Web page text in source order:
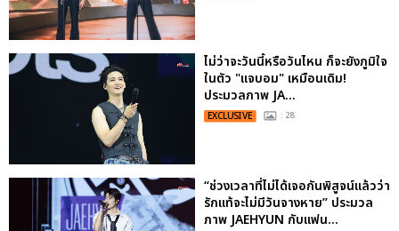
ไม่ว่าจะวันนี้หรือวันไหน ก็จะยังภูมิใจ
ในตัว "แจบอม" เหมือนเดิม!
ประมวลภาพ JA...
EXCLUSIVE : 28
“ช่วงเวลาที่ไม่ได้เจอกันพิสูจน์แล้วว่า
รักแท้จะไม่มีวันจางหาย” ประมวล
ภาพ JAEHYUN กับแฟน...